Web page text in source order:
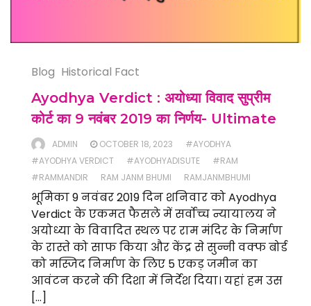
Blog Historical Fact
Ayodhya Verdict : अयोध्या विवाद सुप्रीम
कोर्ट का 9 नवंबर 2019 का निर्णय- Ultimate
ADMIN OCTOBER 18, 2023
#AYODHYA
#AYODHYA VERDICT
#AYODHYADISUTE
#RAM
#RAMMANDIR
RAM JANM BHUMI RAMJANMBHUMI
भूमिका 9 नवंबर 2019 दिन शनिवार को Ayodhya
Verdict के एकमत फैसले में सर्वोच्च न्यायालय ने
अयोध्या के विवादित स्थल पर राम मंदिर के निर्माण
के रास्ते को साफ किया और केंद्र से सुन्नी वक्फ बोर्ड
को मस्जिद निर्माण के लिए 5 एकड़ जमीन का
आवंटन करने की दिशा में निर्देश दिया। यहां हम उस
[…]